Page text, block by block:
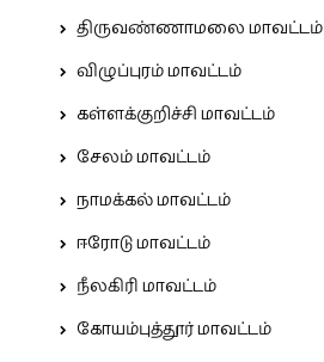
திருவண்ணாமலை மாவட்டம்
விழுப்புரம் மாவட்டம்
கள்ளக்குறிச்சி மாவட்டம்
சேலம் மாவட்டம்
நாமக்கல் மாவட்டம்
ஈரோடு மாவட்டம்
நீலகிரி மாவட்டம்
கோயம்புத்தூர் மாவட்டம்